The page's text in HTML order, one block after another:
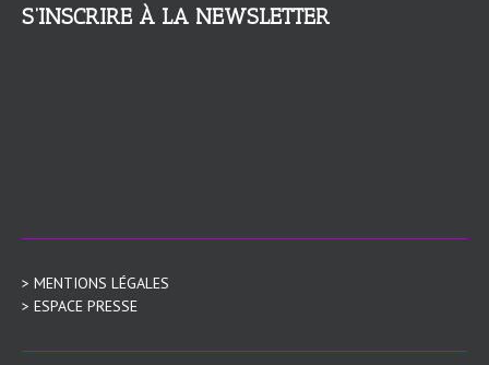
S’INSCRIRE À LA NEWSLETTER
> MENTIONS LÉGALES
> ESPACE PRESSE